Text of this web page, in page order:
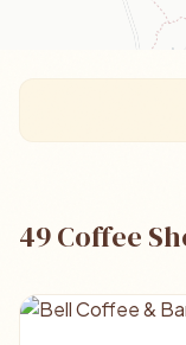
49 Coffee